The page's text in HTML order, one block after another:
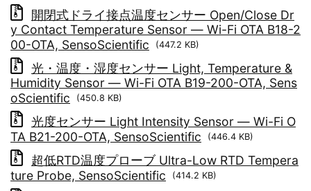
開閉式ドライ接点温度センサー Open/Close Dr
y Contact Temperature Sensor ― Wi-Fi OTA B18-2
00-OTA, SensoScientific
(447.2 KB)
光・温度・湿度センサー Light, Temperature &
Humidity Sensor ― Wi-Fi OTA B19-200-OTA, Sens
oScientific
(450.8 KB)
光度センサー Light Intensity Sensor ― Wi-Fi O
TA B21-200-OTA, SensoScientific
(446.4 KB)
超低RTD温度プローブ Ultra-Low RTD Tempera
ture Probe, SensoScientific
(414.2 KB)